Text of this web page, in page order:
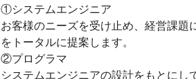
①システムエンジニア
お客様のニーズを受け止め、経営課
をトータルに提案します。
②プログラマ
システムエンジニアの設計をもとに